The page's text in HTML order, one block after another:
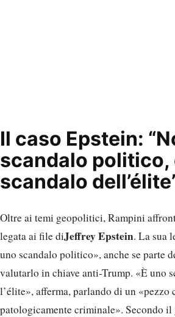
Il caso Epstein:
scandalo politico,
scandalo
Oltre ai temi geopolitici, Rampini
legata ai file diJeffrey Epstein. La sua
uno scandalo politico», anche se parte
valutarlo in chiave anti-Trump. «È uno
l’élite», afferma, parlando di un «pezzo
patologicamente criminale». Secondo